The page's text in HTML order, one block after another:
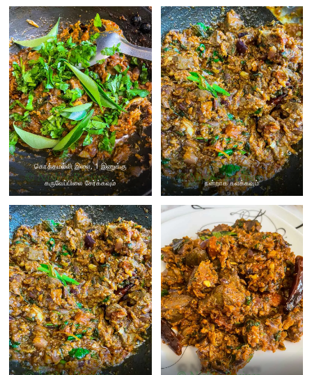
கொத்தமல்லி இலை, 1 இணுக்கு
கருவேப்பிலை சேர்க்கவும்
நன்றாக கலக்கவும்